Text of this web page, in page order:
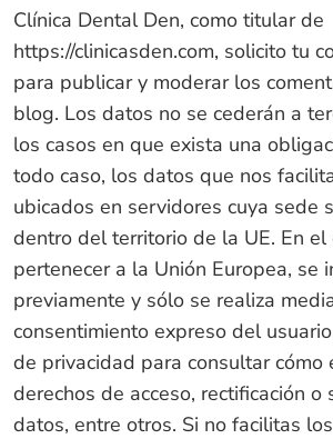
Clínica Dental Den, como titular de
https://clinicasden.com, solicito tu
para publicar y moderar los
blog. Los datos no se cederán a
los casos en que exista una
todo caso, los datos que nos
ubicados en servidores cuya sede
dentro del territorio de la UE. En el
pertenecer a la Unión Europea, se
previamente y sólo se realiza
consentimiento expreso del
de privacidad para consultar cómo
derechos de acceso, rectificación o
datos, entre otros. Si no facilitas